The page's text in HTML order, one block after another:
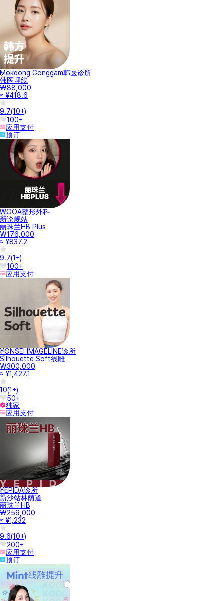
Mokdong Gonggam韩医诊所
韩医埋线
₩88,000
≈ ¥418.6
9.7(10+)
100+
应用支付
预订
WOOA整形外科
新论岘站
丽珠兰HB Plus
₩176,000
≈ ¥837.2
9.7(1+)
100+
应用支付
YONSEI IMAGELINE诊所
Silhouette Soft线雕
₩300,000
≈ ¥1,427.1
10(1+)
50+
独家
应用支付
YEPIDA诊所
新沙站林荫道
丽珠兰HB
₩259,000
≈ ¥1,232
9.6(10+)
200+
应用支付
预订